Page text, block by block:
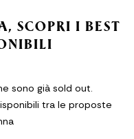
SCOPRI I BEST
sono già sold out.
tra le proposte